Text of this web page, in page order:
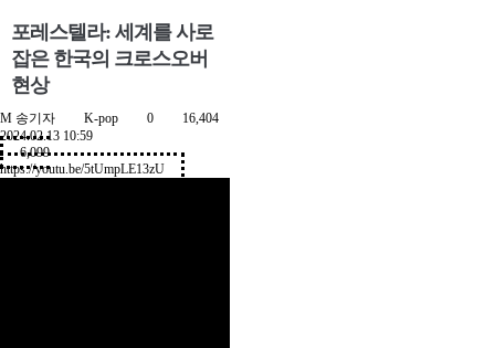
포레스텔라: 세계를 사로
잡은 한국의 크로스오버
현상
M 송기자 K-pop 0
16,404
2024.02.13 10:59
6,099
https://youtu.be/5tUmpLE13zU